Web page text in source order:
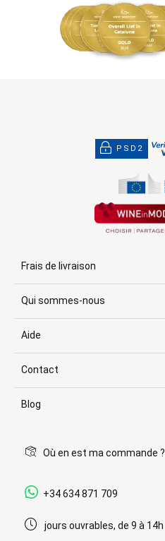
PSD2
Frais de livraison
Qui sommes-nous
Aide
Contact
Blog
Où en est ma commande ?
+34 634 871 709
jours ouvrables, de 9 à 14h